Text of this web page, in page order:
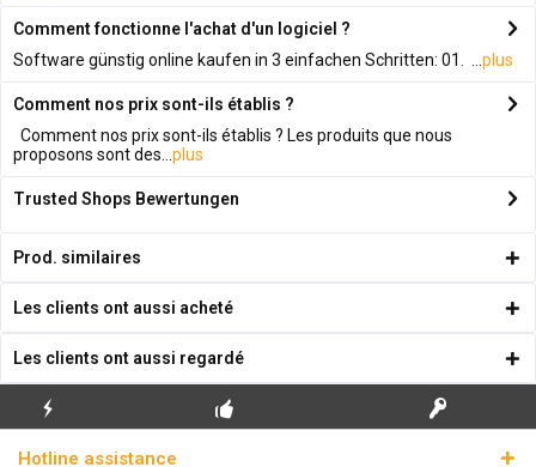
Comment fonctionne l'achat d'un logiciel ?
Software günstig online kaufen in 3 einfachen Schritten: 01. ... plus
Comment nos prix sont-ils établis ?
Comment nos prix sont-ils établis ? Les produits que nous
proposons sont des... plus
Trusted Shops Bewertungen
Prod. similaires
Les clients ont aussi acheté
Les clients ont aussi regardé
ÉCLAIR
Hotline assistance